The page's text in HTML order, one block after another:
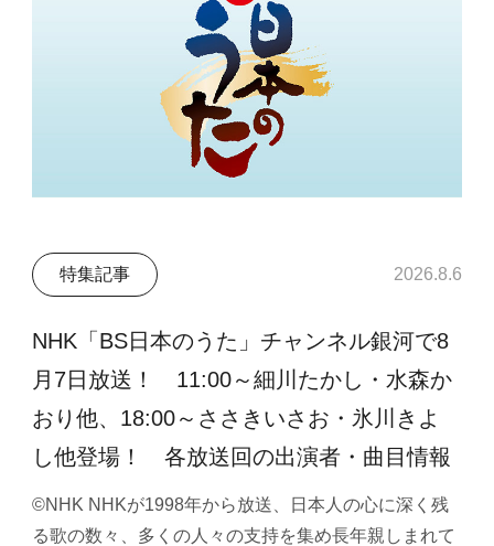
特集記事 2026.8.6
NHK「BS日本のうた」チャンネル銀河で8
月7日放送！ 11:00～細川たかし・水森か
おり他、18:00～ささきいさお・氷川きよ
し他登場！ 各放送回の出演者・曲目情報
©NHK NHKが1998年から放送、日本人の心に深く残
る歌の数々、多くの人々の支持を集め長年親しまれて